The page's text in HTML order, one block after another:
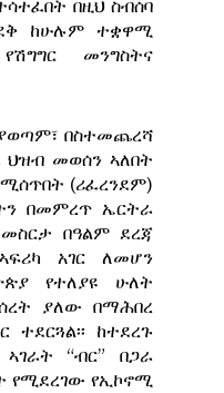
በዚህ ስብሰባ
ከሁሉም ተቋዋሚ
መንግስትና
በስተመጨረሻ
መወሰን ኣለበት
(ሪፈረንደም)
በመምረጥ ኤርትራ
በዓልም ደረጃ
አገር ለመሆን
የተለያዩ ሁለት
ያለው በማሕበረ
ከተደረጉ
“ብር” በጋራ
የሚደረገው የኢኮኖሚ